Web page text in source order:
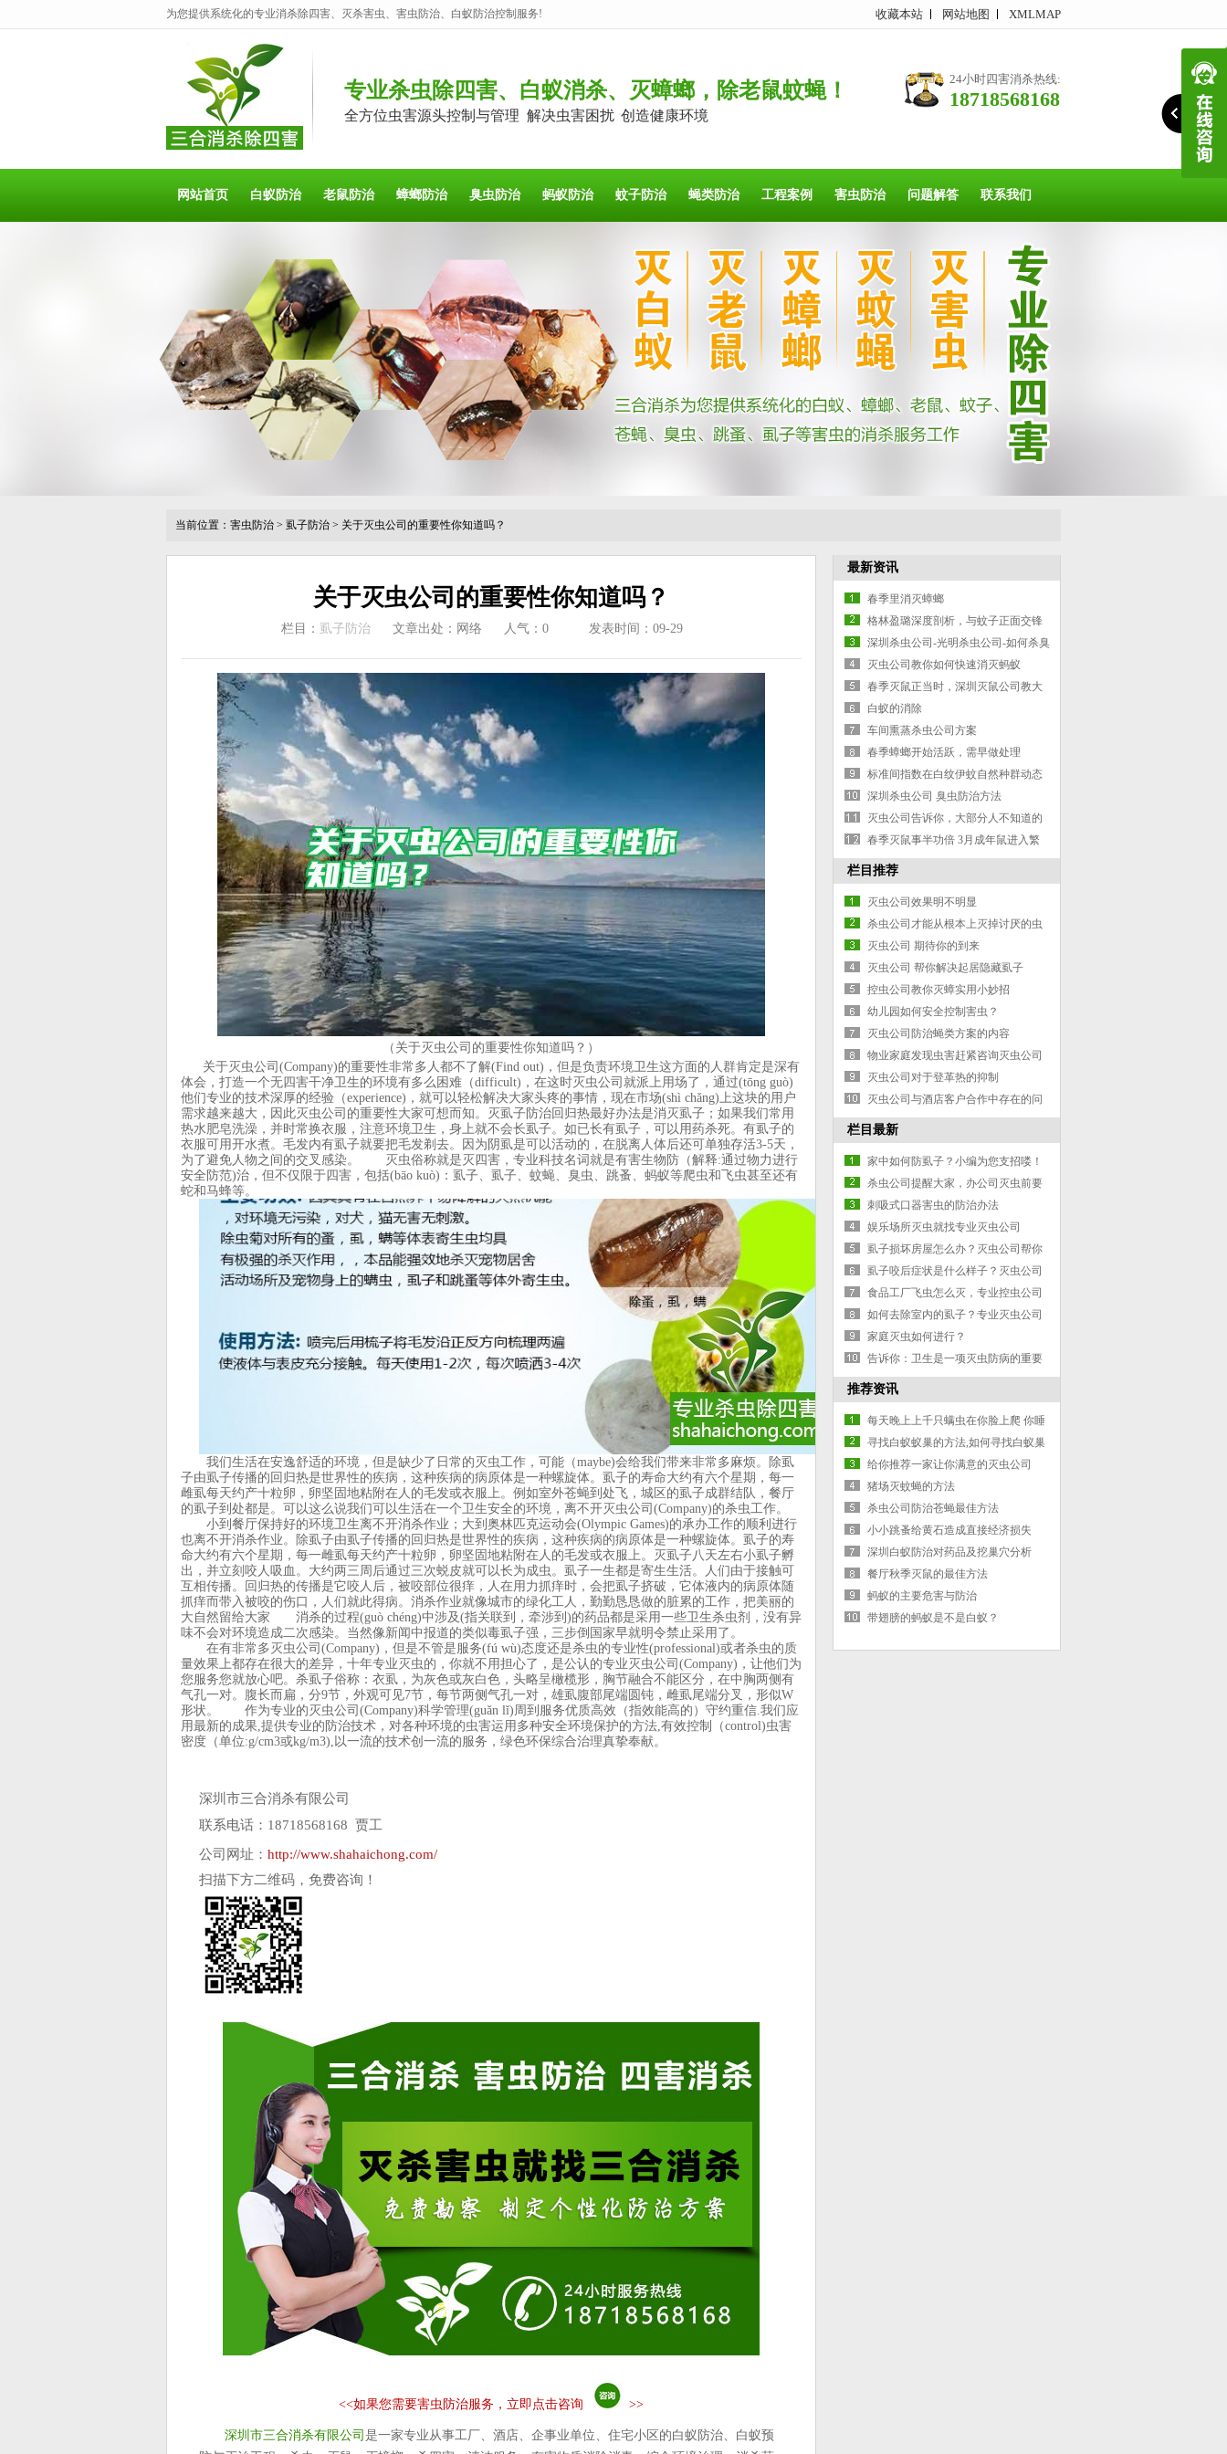
为您提供系统化的专业消杀除四害、灭杀害虫、害虫防治、白蚁防治控制服务! 收藏本站 网站地图 XMLMAP
专业杀虫除四害、白蚁消杀、灭蟑螂，除老鼠蚊蝇！
全方位虫害源头控制与管理 解决虫害困扰 创造健康环境
24小时四害消杀热线:
18718568168
网站首页 白蚁防治 老鼠防治 蟑螂防治 臭虫防治 蚂蚁防治 蚊子防治 蝇类防治 工程案例 害虫防治 问题解答 联系我们
当前位置： 害虫防治 > 虱子防治 > 关于灭虫公司的重要性你知道吗？
关于灭虫公司的重要性你知道吗？
栏目： 虱子防治 文章出处：网络 人气： 0 发表时间：09-29
（关于灭虫公司的重要性你知道吗？）
关于灭虫公司(Company)的重要性非常多人都不了解(Find out)，但是负责环境卫生这方面的人群肯定是深有
体会，打造一个无四害干净卫生的环境有多么困难（difficult)，在这时灭虫公司就派上用场了，通过(tōng guò)
他们专业的技术深厚的经验（experience)，就可以轻松解决大家头疼的事情，现在市场(shì chǎng)上这块的用户
需求越来越大，因此灭虫公司的重要性大家可想而知。灭虱子防治回归热最好办法是消灭虱子；如果我们常用
热水肥皂洗澡，并时常换衣服，注意环境卫生，身上就不会长虱子。如已长有虱子，可以用药杀死。有虱子的
衣服可用开水煮。毛发内有虱子就要把毛发剃去。因为阴虱是可以活动的，在脱离人体后还可单独存活3-5天，
为了避免人物之间的交叉感染。 灭虫俗称就是灭四害，专业科技名词就是有害生物防（解释:通过物力进行
安全防范)治，但不仅限于四害，包括(bāo kuò)：虱子、虱子、蚊蝇、臭虫、跳蚤、蚂蚁等爬虫和飞虫甚至还有
蛇和马蜂等。
我们生活在安逸舒适的环境，但是缺少了日常的灭虫工作，可能（maybe)会给我们带来非常多麻烦。除虱
子由虱子传播的回归热是世界性的疾病，这种疾病的病原体是一种螺旋体。虱子的寿命大约有六个星期，每一
雌虱每天约产十粒卵，卵坚固地粘附在人的毛发或衣服上。例如室外苍蝇到处飞，城区的虱子成群结队，餐厅
的虱子到处都是。可以这么说我们可以生活在一个卫生安全的环境，离不开灭虫公司(Company)的杀虫工作。
小到餐厅保持好的环境卫生离不开消杀作业；大到奥林匹克运动会(Olympic Games)的承办工作的顺利进行
也离不开消杀作业。除虱子由虱子传播的回归热是世界性的疾病，这种疾病的病原体是一种螺旋体。虱子的寿
命大约有六个星期，每一雌虱每天约产十粒卵，卵坚固地粘附在人的毛发或衣服上。灭虱子八天左右小虱子孵
出，并立刻咬人吸血。大约两三周后通过三次蜕皮就可以长为成虫。虱子一生都是寄生生活。人们由于接触可
互相传播。回归热的传播是它咬人后，被咬部位很痒，人在用力抓痒时，会把虱子挤破，它体液内的病原体随
抓痒而带入被咬的伤口，人们就此得病。消杀作业就像城市的绿化工人，勤勤恳恳做的脏累的工作，把美丽的
大自然留给大家 消杀的过程(guò chéng)中涉及(指关联到，牵涉到)的药品都是采用一些卫生杀虫剂，没有异
味不会对环境造成二次感染。当然像新闻中报道的类似毒虱子强，三步倒国家早就明令禁止采用了。
在有非常多灭虫公司(Company)，但是不管是服务(fú wù)态度还是杀虫的专业性(professional)或者杀虫的质
量效果上都存在很大的差异，十年专业灭虫的，你就不用担心了，是公认的专业灭虫公司(Company)，让他们为
您服务您就放心吧。杀虱子俗称：衣虱，为灰色或灰白色，头略呈橄榄形，胸节融合不能区分，在中胸两侧有
气孔一对。腹长而扁，分9节，外观可见7节，每节两侧气孔一对，雄虱腹部尾端圆钝，雌虱尾端分叉，形似W
形状。 作为专业的灭虫公司(Company)科学管理(guǎn lǐ)周到服务优质高效（指效能高的）守约重信.我们应
用最新的成果,提供专业的防治技术，对各种环境的虫害运用多种安全环境保护的方法,有效控制（control)虫害
密度（单位:g/cm3或kg/m3),以一流的技术创一流的服务，绿色环保综合治理真挚奉献。
深圳市三合消杀有限公司
联系电话：18718568168 贾工
公司网址： http://www.shahaichong.com/
扫描下方二维码，免费咨询！
<<如果您需要害虫防治服务，立即点击咨询 >>
深圳市三合消杀有限公司 是一家专业从事工厂、酒店、企事业单位、住宅小区的白蚁防治、白蚁预
最新资讯
春季里消灭蟑螂
格林盈璐深度剖析，与蚊子正面交锋
灭蚊灯是否有效
深圳杀虫公司-光明杀虫公司-如何杀臭
虫-臭虫防治的方案
灭虫公司教你如何快速消灭蚂蚁
春季灭鼠正当时，深圳灭鼠公司教大
家如何灭鼠
白蚁的消除
车间熏蒸杀虫公司方案
春季蟑螂开始活跃，需早做处理
标准间指数在白纹伊蚊自然种群动态
深圳杀虫公司 臭虫防治方法
灭虫公司告诉你，大部分人不知道的
灭蚂蚁除蚂蚁防治蚂蚁小妙招
春季灭鼠事半功倍 3月成年鼠进入繁
殖期
栏目推荐
灭虫公司效果明不明显
杀虫公司才能从根本上灭掉讨厌的虫
子
灭虫公司 期待你的到来
灭虫公司 帮你解决起居隐藏虱子
控虫公司教你灭蟑实用小妙招
幼儿园如何安全控制害虫？
灭虫公司防治蝇类方案的内容
物业家庭发现虫害赶紧咨询灭虫公司
灭虫公司对于登革热的抑制
灭虫公司与酒店客户合作中存在的问
题
栏目最新
家中如何防虱子？小编为您支招喽！
杀虫公司提醒大家，办公司灭虫前要
做好准备工作
刺吸式口器害虫的防治办法
娱乐场所灭虫就找专业灭虫公司
虱子损坏房屋怎么办？灭虫公司帮你
搞定
虱子咬后症状是什么样子？灭虫公司
支招：教你辨别是否被虱子叮咬
食品工厂飞虫怎么灭，专业控虫公司
告诉你
如何去除室内的虱子？专业灭虫公司
告诉你
家庭灭虫如何进行？
告诉你：卫生是一项灭虫防病的重要
措施
推荐资讯
每天晚上上千只螨虫在你脸上爬 你睡
得还安心吗？
寻找白蚁蚁巢的方法,如何寻找白蚁巢
穴
给你推荐一家让你满意的灭虫公司
猪场灭蚊蝇的方法
杀虫公司防治苍蝇最佳方法
小小跳蚤给黄石造成直接经济损失
2000多万元
深圳白蚁防治对药品及挖巢穴分析
餐厅秋季灭鼠的最佳方法
蚂蚁的主要危害与防治
带翅膀的蚂蚁是不是白蚁？